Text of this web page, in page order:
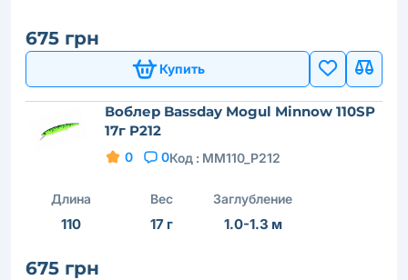
675 грн
Купить
Воблер Bassday Mogul Minnow 110SP
17г P212
0 0Код : MM110_P212
Длина
110
Вес
17 г
Заглубление
1.0-1.3 м
675 грн